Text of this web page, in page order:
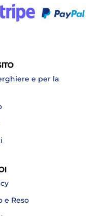
e per la
e Reso